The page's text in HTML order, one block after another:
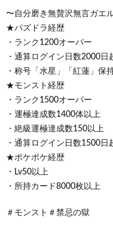
〜自分磨き無贅沢無言ガエ
★パズドラ経歴
・ランク1200オーバー
・通算ログイン日数2000日
・称号「水星」「紅蓮」保
★モンスト経歴
・ランク1500オーバー
・運極達成数1400体以上
・絶級運極達成数150以上
・通算ログイン日数1500日
★ポケポケ経歴
・Lv50以上
・所持カード8000枚以上
＃モンスト＃禁忌の獄